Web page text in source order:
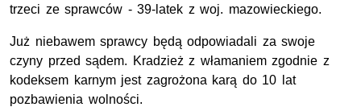
trzeci ze sprawców - 39-latek z woj. mazowieckiego.
Już niebawem sprawcy będą odpowiadali za swoje
czyny przed sądem. Kradzież z włamaniem zgodnie z
kodeksem karnym jest zagrożona karą do 10 lat
pozbawienia wolności.